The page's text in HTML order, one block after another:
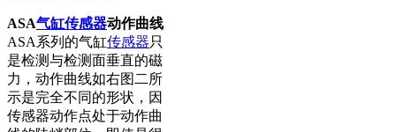
ASA气缸传感器动作曲线
ASA系列的气缸传感器只
是检测与检测面垂直的磁
力，动作曲线如右图二所
示是完全不同的形状，因
传感器动作点处于动作曲